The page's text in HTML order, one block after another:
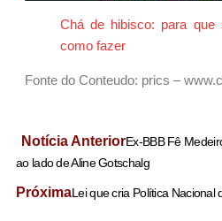
Chá de hibisco: para que
como fazer
Fonte do Conteudo: prics –
Notícia AnteriorEx-BBB Fê
ao lado de Aline Gotschalg
PróximaLei que cria Política Nacional